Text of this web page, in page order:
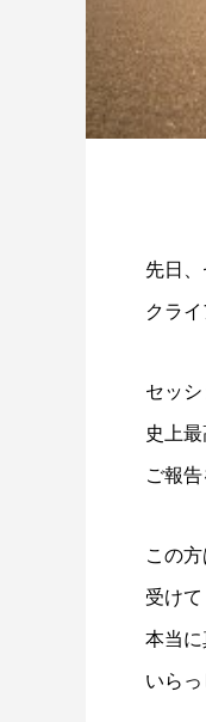
先日
クライ
セッ
史上
ご報
この
受けて
本当
いら